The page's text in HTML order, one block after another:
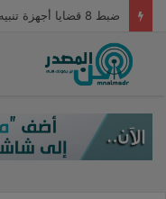
ضبط 8 قضايا أجهزة تنبيه صوتية وضوئية محظور تداولها